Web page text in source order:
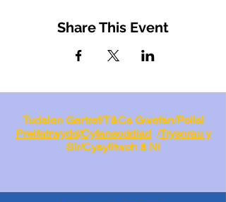
Share This Event
Tudalen Gartref/T&Cs Gwefan/Polisi
Preifatrwydd/Cyfansoddiad/Trysorau y
Sir/Cysylltwch â Ni